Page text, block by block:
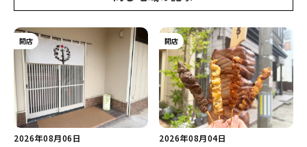
開店
2026年08月06日
開店
2026年08月04日